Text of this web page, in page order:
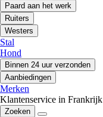
Paard aan het werk
Ruiters
Westers
Stal
Hond
Binnen 24 uur verzonden
Aanbiedingen
Merken
Klantenservice in Frankrijk
Zoeken